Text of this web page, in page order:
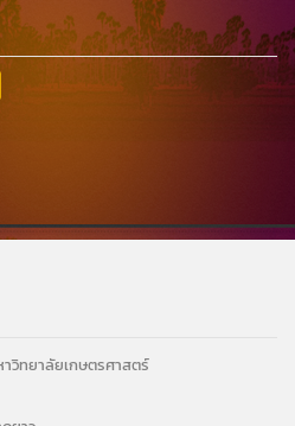
วิทยาลัยเกษตรศาสตร์